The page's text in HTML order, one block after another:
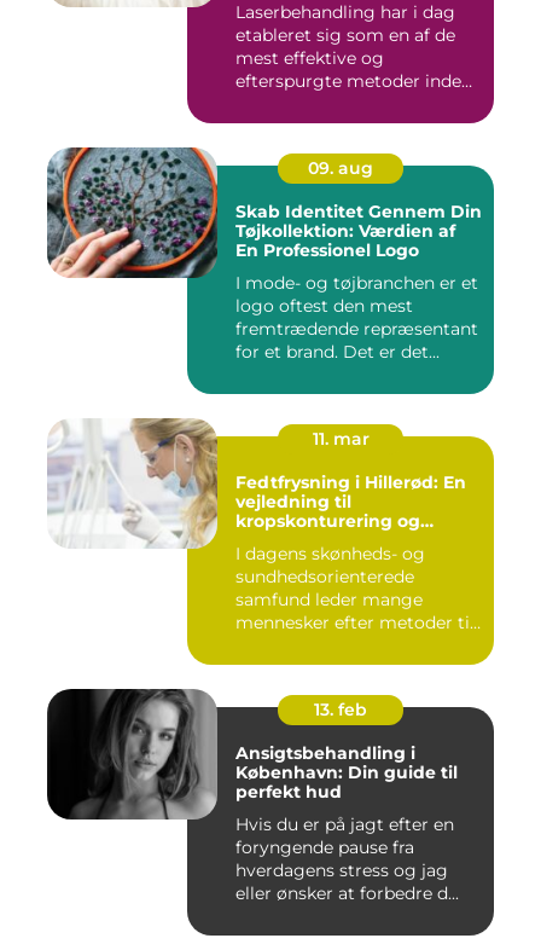
Laserbehandling har i dag
etableret sig som en af de
mest effektive og
efterspurgte metoder inden
09. aug
Skab Identitet Gennem Din
Tøjkollektion: Værdien af
En Professionel Logo
I mode- og tøjbranchen er et
logo oftest den mest
fremtrædende repræsentant
for et brand. Det er det...
11. mar
Fedtfrysning i Hillerød: En
vejledning til
kropskonturering og
I dagens skønheds- og
sundhedsorienterede
samfund leder mange
mennesker efter metoder til
13. feb
Ansigtsbehandling i
København: Din guide til
perfekt hud
Hvis du er på jagt efter en
foryngende pause fra
hverdagens stress og jag
eller ønsker at forbedre d...